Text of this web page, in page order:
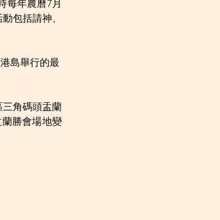
每年農曆7月
包括請神、
島舉行的最
角碼頭盂蘭
勝會場地變